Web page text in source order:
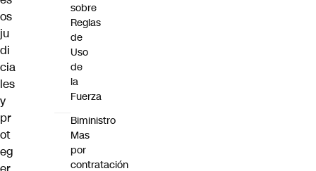
os
ju
di
cia
les
y
pr
ot
eg
sobre
Reglas
de
Uso
de
la
Fuerza
Biministro
Mas
por
contratación